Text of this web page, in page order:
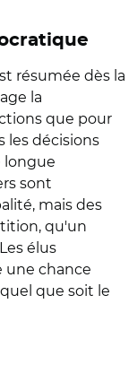
résumée dès la
la
que pour
les décisions
longue
sont
mais des
qu'un
élus
une chance
que soit le